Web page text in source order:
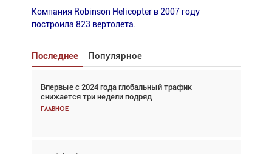
Компания Robinson Helicopter в 2007 году
построила 823 вертолета.
Последнее Популярное
Впервые с 2024 года глобальный трафик
снижается три недели подряд
Главное
Взгляд с высоты: тандем вертолётов и БПЛА в
спасательных операциях
Главное